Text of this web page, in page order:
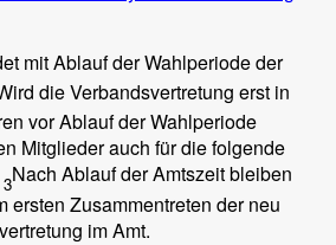
mit Ablauf der Wahlperiode der
die Verbandsvertretung erst in
vor Ablauf der Wahlperiode
Mitglieder auch für die folgende
3Nach Ablauf der Amtszeit bleiben
ersten Zusammentreten der neu
im Amt.